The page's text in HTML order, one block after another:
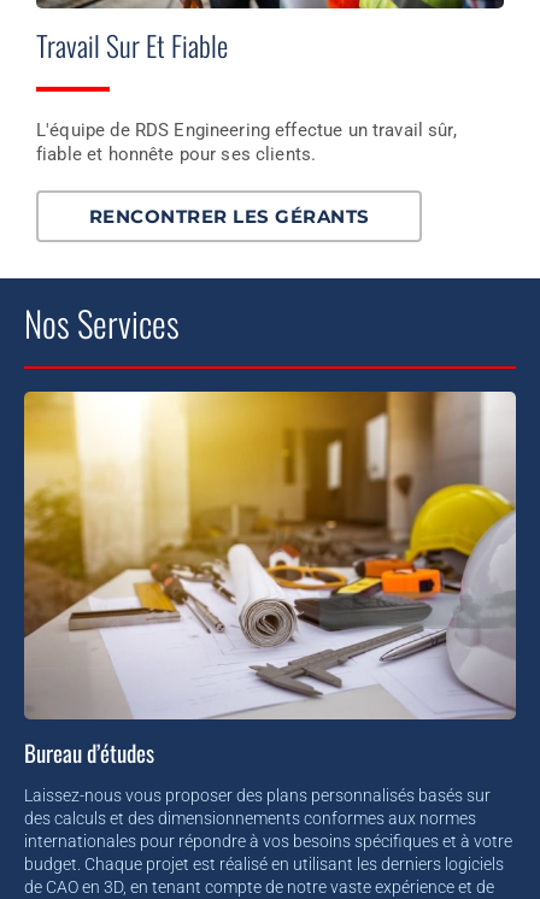
Travail Sur Et Fiable
L'équipe de RDS Engineering effectue un travail sûr,
fiable et honnête pour ses clients.
RENCONTRER LES GÉRANTS
Nos Services
Bureau d’études
Laissez-nous vous proposer des plans personnalisés basés sur
des calculs et des dimensionnements conformes aux normes
internationales pour répondre à vos besoins spécifiques et à votre
budget. Chaque projet est réalisé en utilisant les derniers logiciels
de CAO en 3D, en tenant compte de notre vaste expérience et de